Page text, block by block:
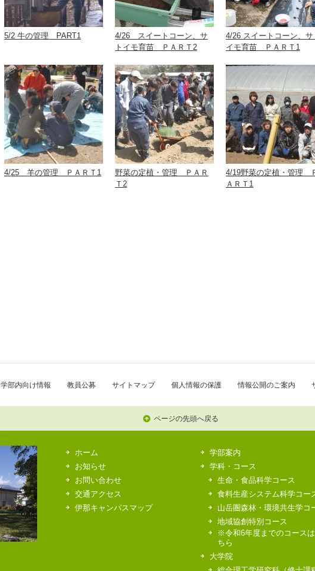
5/2 牛の管理 PART1
4/26 スイートコーン、サ
トイモ育苗 ＰＡＲＴ2
4/26 スイートコーン、サ
イモ育苗 ＰＡＲＴ1
4/25 羊の管理 ＰＡＲＴ1
野菜の定植・管理 ＰＡＲ
Ｔ2
4/19野菜の定植・管理
ＡＲＴ1
学部内向け情報 教員公募 サイトマップ 個人情報の保護 情報公開のご案内
ページの先頭へ戻る
ホーム
お知らせ
お問い合わせ
交通アクセス
伊那キャンパスマップ
学部案内
学科・コース
生命・食品科学コース
食料生産システム科学コー
山岳圏森林・環境共生学コ
地域協創特別コース
※令和6年度までのコース
ちら
大学院